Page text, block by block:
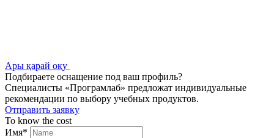
Ары қарай оқу
Подбираете оснащение под ваш профиль?
Специалисты «Програмлаб» предложат индивидуальные
рекомендации по выбору учебных продуктов.
Отправить заявку
To know the cost
Имя*